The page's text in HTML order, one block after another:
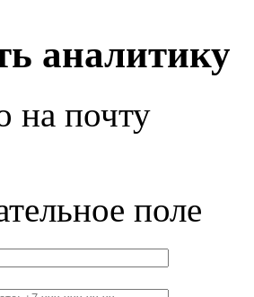
аналитику
на почту
поле